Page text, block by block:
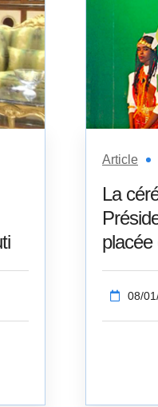
Article
La
placée
08/